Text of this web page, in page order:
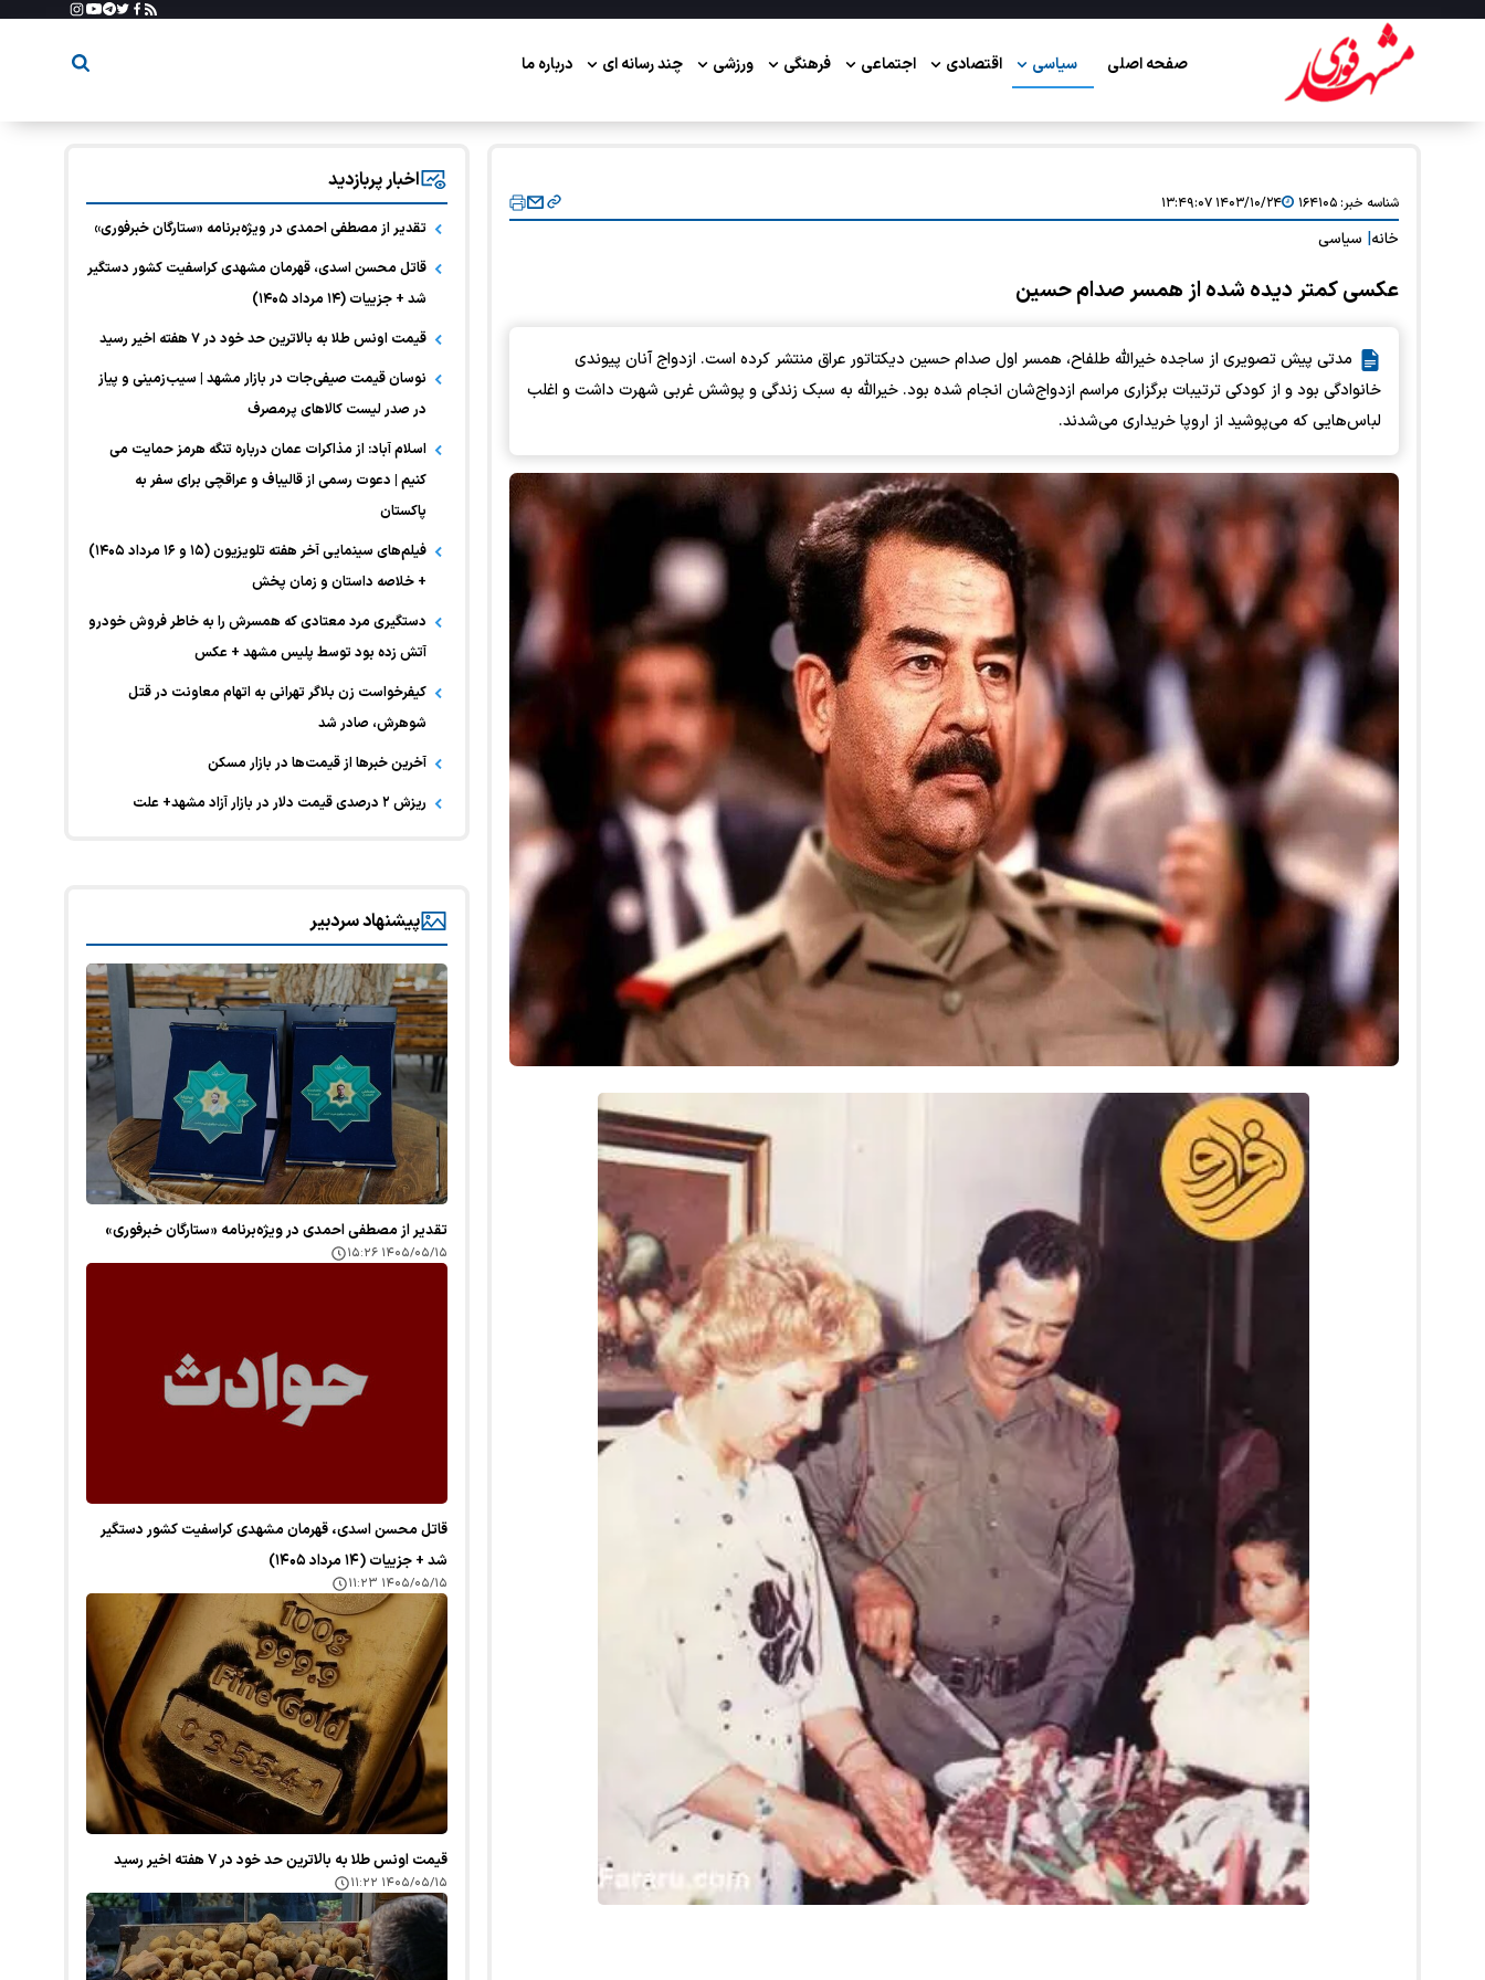
صفحه اصلی سیاسی اقتصادی اجتماعی فرهنگی ورزشی چند رسانه ای درباره ما
شناسه خبر:۱۶۴۱۰۵ ۱۴۰۳/۱۰/۲۴ ۱۳:۴۹:۰۷
خانه سیاسی
عکسی کمتر دیده شده از همسر صدام حسین
مدتی پیش تصویری از ساجده خیرالله طلفاح، همسر اول صدام حسین دیکتاتور عراق منتشر کرده است. ازدواج آنان پیوندی
خانوادگی بود و از کودکی ترتیبات برگزاری مراسم ازدواج‌شان انجام شده بود. خیرالله به سبک زندگی و پوشش غربی شهرت داشت و اغلب
لباس‌هایی که می‌پوشید از اروپا خریداری می‌شدند.
اخبار پربازدید
تقدیر از مصطفی احمدی در ویژه‌برنامه «ستارگان خبرفوری»
قاتل محسن اسدی، قهرمان مشهدی کراسفیت کشور دستگیر
شد + جزییات (۱۴ مرداد ۱۴۰۵)
قیمت اونس طلا به بالاترین حد خود در ۷ هفته اخیر رسید
نوسان قیمت صیفی‌جات در بازار مشهد | سیب‌زمینی و پیاز
در صدر لیست کالا‌های پرمصرف
اسلام آباد: از مذاکرات عمان درباره تنگه هرمز حمایت می
کنیم | دعوت رسمی از قالیباف و عراقچی برای سفر به
پاکستان
فیلم‌های سینمایی آخر هفته تلویزیون (۱۵ و ۱۶ مرداد ۱۴۰۵)
+ خلاصه داستان و زمان پخش
دستگیری مرد معتادی که همسرش را به خاطر فروش خودرو
آتش زده بود توسط پلیس مشهد + عکس
کیفرخواست زن بلاگر تهرانی به اتهام معاونت در قتل
شوهرش، صادر شد
آخرین خبر‌ها از قیمت‌ها در بازار مسکن
ریزش ۲ درصدی قیمت دلار در بازار آزاد مشهد+ علت
پیشنهاد سردبیر
تقدیر از مصطفی احمدی در ویژه‌برنامه «ستارگان خبرفوری»
۱۴۰۵/۰۵/۱۵ ۱۵:۲۶
قاتل محسن اسدی، قهرمان مشهدی کراسفیت کشور دستگیر
شد + جزییات (۱۴ مرداد ۱۴۰۵)
۱۴۰۵/۰۵/۱۵ ۱۱:۲۳
قیمت اونس طلا به بالاترین حد خود در ۷ هفته اخیر رسید
۱۴۰۵/۰۵/۱۵ ۱۱:۲۲